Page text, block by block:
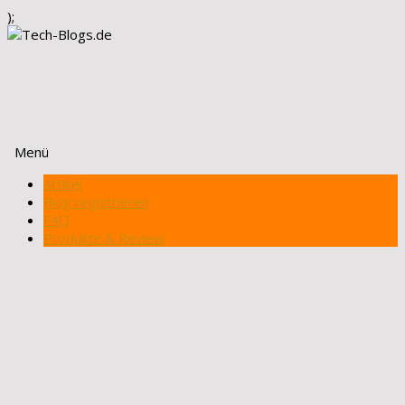
);
Menü
Zum
Inhalt
springen
Artikel
Blog registrieren
FAQ
Produkte & Review